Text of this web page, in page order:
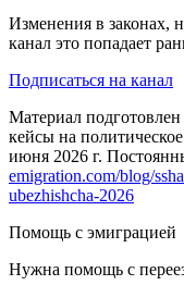
Изменения в законах,
канал это попадает
Подписаться на канал
Материал подготовлен
кейсы на
июня 2026 г.
emigration.com/blog/
ubezhishcha-2026
Помощь с эмиграцией
Нужна помощь с